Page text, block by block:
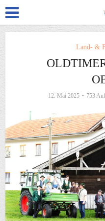
Land- &
12. Mai 2025 753